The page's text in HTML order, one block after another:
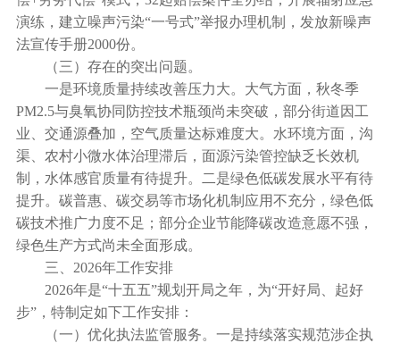
演练，建立噪声污染“一号式”举报办理机制，发放新噪声
法宣传手册2000份。
（三）存在的突出问题。
一是环境质量持续改善压力大。大气方面，秋冬季
PM2.5与臭氧协同防控技术瓶颈尚未突破，部分街道因工
业、交通源叠加，空气质量达标难度大。水环境方面，沟
渠、农村小微水体治理滞后，面源污染管控缺乏长效机
制，水体感官质量有待提升。二是绿色低碳发展水平有待
提升。碳普惠、碳交易等市场化机制应用不充分，绿色低
碳技术推广力度不足；部分企业节能降碳改造意愿不强，
绿色生产方式尚未全面形成。
三、 2026年工作安排
2026年是“十五五”规划开局之年，为“开好局、起好
步”，特制定如下工作安排：
（一）优化执法监管服务。一是持续落实规范涉企执